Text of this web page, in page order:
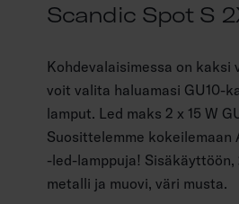
Scandic Spot S
Kohdevalaisimessa on kaksi
voit valita haluamasi GU10-
lamput. Led maks 2 x 15 W
Suosittelemme kokeilemaan
-led-lamppuja! Sisäkäyttöön,
metalli ja muovi, väri musta.